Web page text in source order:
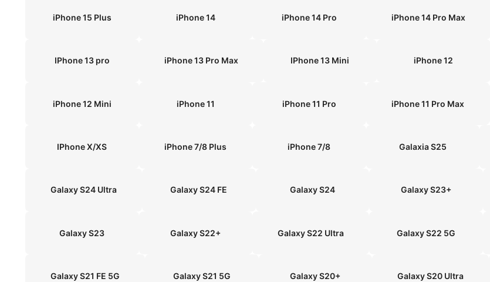
iPhone 15 Plus iPhone 14 iPhone 14 Pro iPhone 14 Pro Max
IPhone 13 pro iPhone 13 Pro Max IPhone 13 Mini iPhone 12
iPhone 12 Mini iPhone 11 iPhone 11 Pro iPhone 11 Pro Max
IPhone X/XS iPhone 7/8 Plus iPhone 7/8 Galaxia S25
Galaxy S24 Ultra Galaxy S24 FE Galaxy S24 Galaxy S23+
Galaxy S23 Galaxy S22+ Galaxy S22 Ultra Galaxy S22 5G
Galaxy S21 FE 5G Galaxy S21 5G Galaxy S20+ Galaxy S20 Ultra